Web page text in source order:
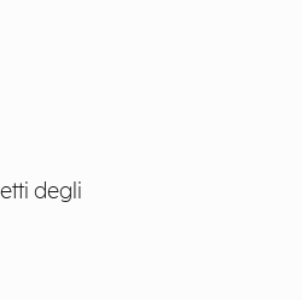
degli